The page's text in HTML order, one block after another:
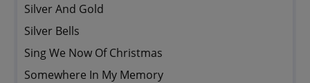
Silver And Gold
Silver Bells
Sing We Now Of Christmas
Somewhere In My Memory